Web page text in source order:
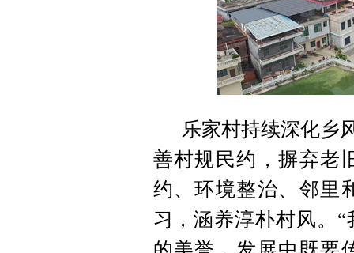
乐家村持续深化乡
善村规民约，摒弃老
约、环境整治、邻里
习，涵养淳朴村风。